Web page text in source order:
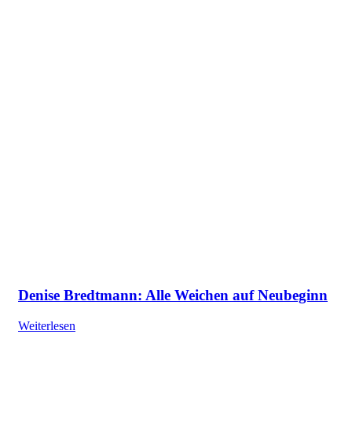
Denise Bredtmann: Alle Weichen auf Neubeginn
Weiterlesen